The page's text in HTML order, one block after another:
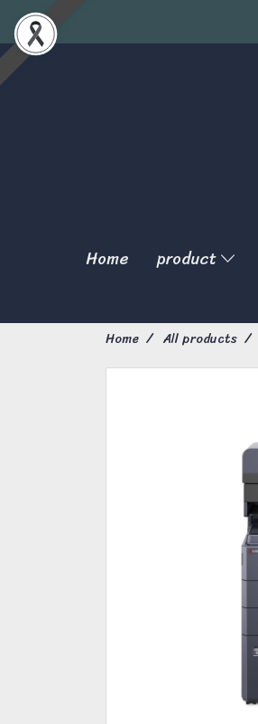
Home product
Home All products